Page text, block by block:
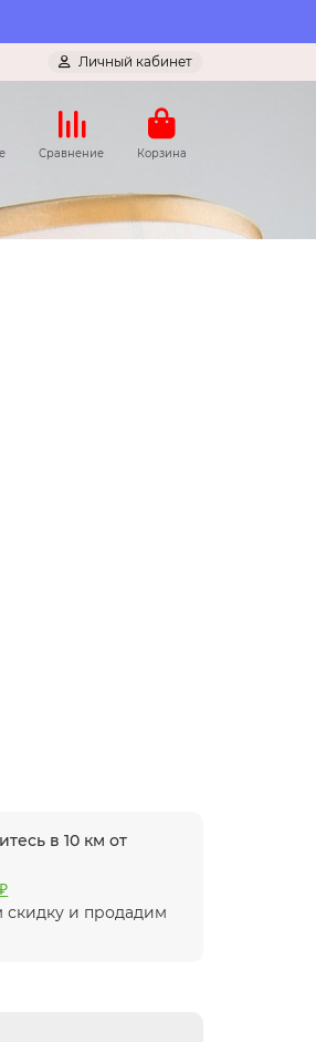
Личный кабинет
Сравнение Корзина
в 10 км от
скидку и продадим